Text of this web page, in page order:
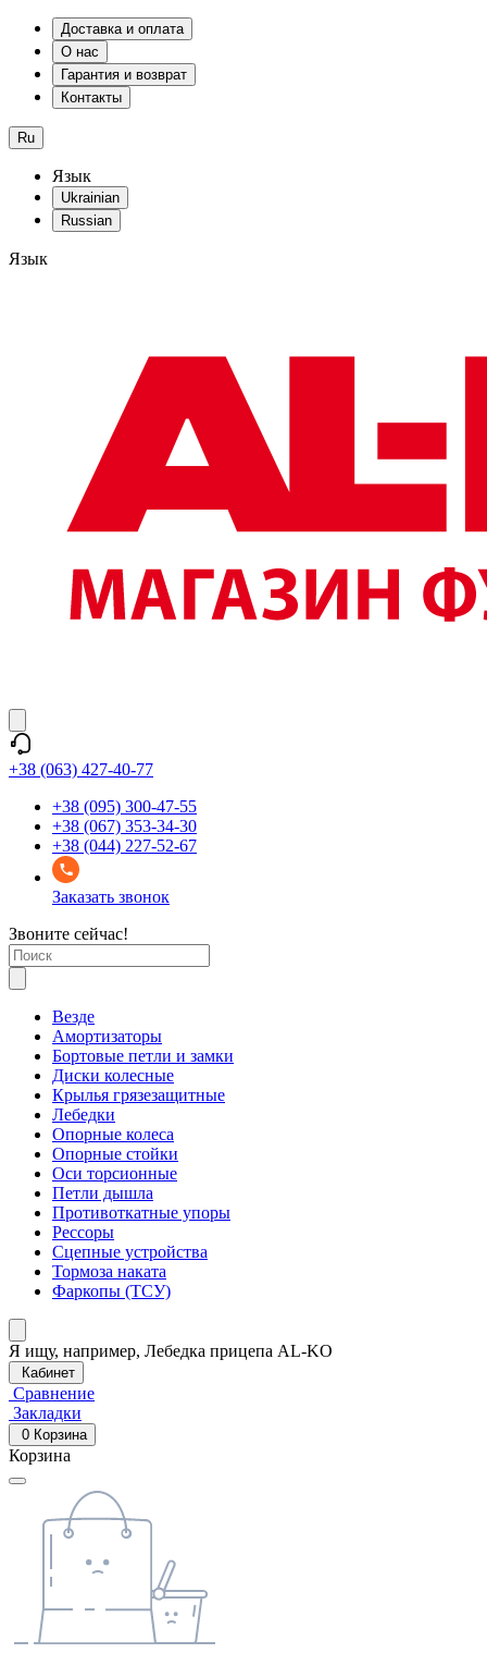
Доставка и оплата
О нас
Гарантия и возврат
Контакты
Ru
Язык
Ukrainian
Russian
Язык
+38 (063) 427-40-77
+38 (095) 300-47-55
+38 (067) 353-34-30
+38 (044) 227-52-67
Заказать звонок
Звоните сейчас!
Везде
Амортизаторы
Бортовые петли и замки
Диски колесные
Крылья грязезащитные
Лебедки
Опорные колеса
Опорные стойки
Оси торсионные
Петли дышла
Противоткатные упоры
Рессоры
Сцепные устройства
Тормоза наката
Фаркопы (ТСУ)
Я ищу, например, Лебедка прицепа AL-KO
Кабинет
Сравнение
Закладки
0 Корзина
Корзина